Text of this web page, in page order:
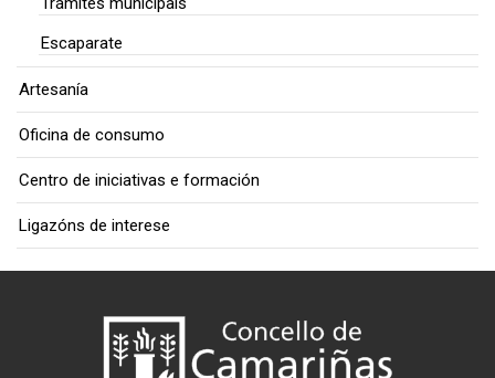
Escaparate
Artesanía
Oficina de consumo
Centro de iniciativas e formación
Ligazóns de interese